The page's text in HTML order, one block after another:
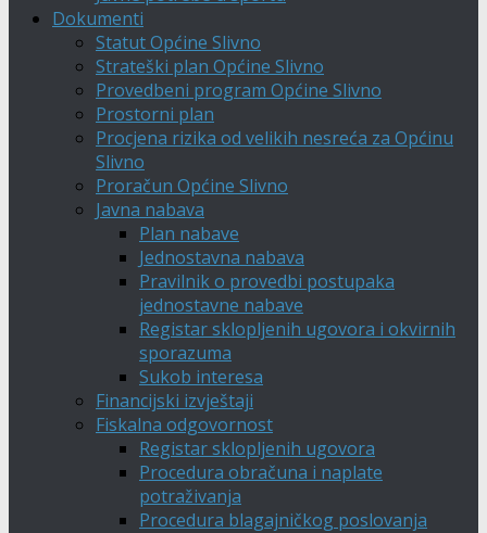
Dokumenti
Statut Općine Slivno
Strateški plan Općine Slivno
Provedbeni program Općine Slivno
Prostorni plan
Procjena rizika od velikih nesreća za Općinu
Slivno
Proračun Općine Slivno
Javna nabava
Plan nabave
Jednostavna nabava
Pravilnik o provedbi postupaka
jednostavne nabave
Registar sklopljenih ugovora i okvirnih
sporazuma
Sukob interesa
Financijski izvještaji
Fiskalna odgovornost
Registar sklopljenih ugovora
Procedura obračuna i naplate
potraživanja
Procedura blagajničkog poslovanja